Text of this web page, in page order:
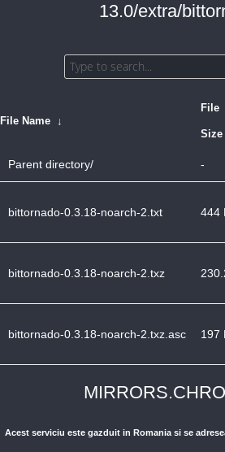
13.0/extra/
File Name ↓
File
Size
Parent directory/ -
bittornado-0.3.18-noarch-2.txt 444
bittornado-0.3.18-noarch-2.txz
bittornado-0.3.18-noarch-2.txz.asc 197
Acest serviciu este gazduit in Romania si se